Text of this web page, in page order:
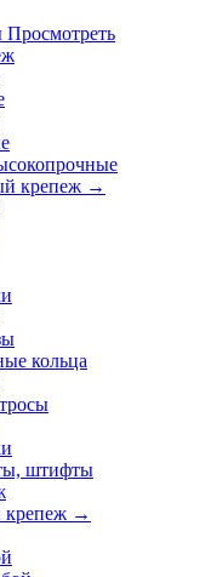
Просмотреть
крепеж →
кольца
штифты
→